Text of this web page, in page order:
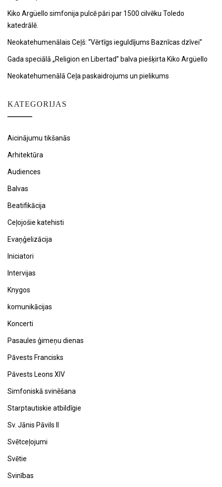
Kiko Argüello simfonija pulcē pāri par 1500 cilvēku Toledo
katedrālē.
Neokatehumenālais Ceļš: “Vērtīgs ieguldījums Baznīcas dzīvei”
Gada speciālā „Religion en Libertad” balva piešķirta Kiko Argüello
Neokatehumenālā Ceļa paskaidrojums un pielikums
KATEGORIJAS
Aicinājumu tikšanās
Arhitektūra
Audiences
Balvas
Beatifikācija
Ceļojošie katehisti
Evaņģelizācija
Iniciatori
Intervijas
Knygos
komunikācijas
Koncerti
Pasaules ģimeņu dienas
Pāvests Francisks
Pāvests Leons XIV
Simfoniskā svinēšana
Starptautiskie atbildīgie
Sv. Jānis Pāvils II
Svētceļojumi
Svētie
Svinības